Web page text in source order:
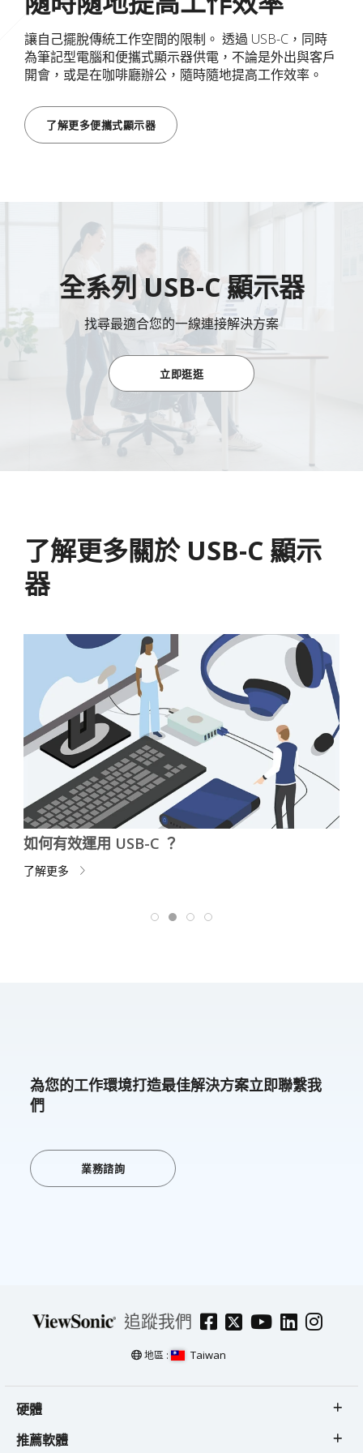
讓自己擺脫傳統工作空間的限制。 透過 USB-C，同時
為筆記型電腦和便攜式顯示器供電，不論是外出與客戶
開會，或是在咖啡廳辦公，隨時隨地提高工作效率。
了解更多便攜式顯示器
全系列 USB-C 顯示器
找尋最適合您的一線連接解決方案
立即逛逛
了解更多關於 USB-C 顯示
器
為什麼 USB-C 顯示器非常適合遠
為您的工作環境打造最佳解決方案立即聯繫我
們
業務諮詢
追蹤我們
地區 : Taiwan
硬體
推薦軟體